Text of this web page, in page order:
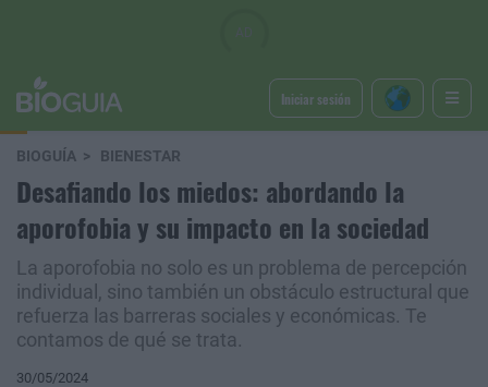
Iniciar sesión
BIOGUÍA BIENESTAR
Desafiando los miedos: abordando la
aporofobia y su impacto en la sociedad
La aporofobia no solo es un problema de percepción
individual, sino también un obstáculo estructural que
refuerza las barreras sociales y económicas. Te
contamos de qué se trata.
30/05/2024